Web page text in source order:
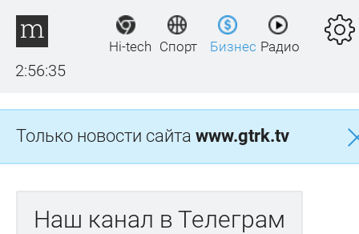
2:56:35
Hi-tech Спорт Бизнес Радио
Только новости сайта www.gtrk.tv
Наш канал в Телеграм